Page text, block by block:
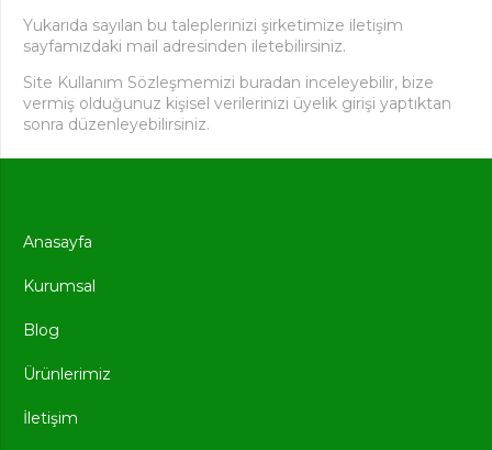
Yukarıda sayılan bu taleplerinizi şirketimize iletişim
sayfamızdaki mail adresinden iletebilirsiniz.
Site Kullanım Sözleşmemizi buradan inceleyebilir, bize
vermiş olduğunuz kişisel verilerinizi üyelik girişi yaptıktan
sonra düzenleyebilirsiniz.
Anasayfa
Kurumsal
Blog
Ürünlerimiz
İletişim